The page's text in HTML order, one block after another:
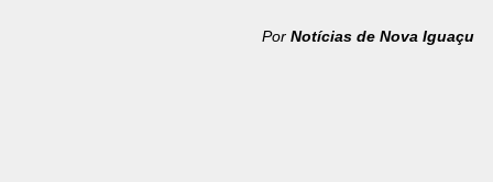
Por Notícias de Nova Iguaçu